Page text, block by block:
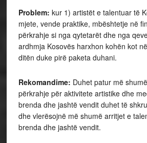
Problem: kur 1) artistët e talentuar të
mjete, vende praktike, mbështetje në
përkrahje si nga qytetarët dhe nga
ardhmja Kosovës harxhon kohën kot
ditën duke pirë paketa duhani.
Rekomandime: Duhet patur më
përkrahje për aktivitete artistike dhe
brenda dhe jashtë vendit duhet të
dhe vlerësojnë më shumë arritjet e
brenda dhe jashtë vendit.